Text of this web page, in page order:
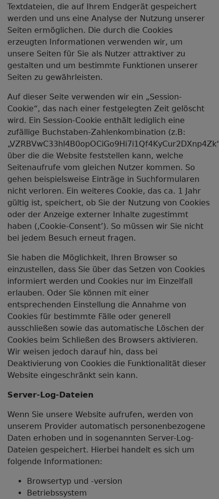
Textdateien, die auf Ihrem Endgerät gespeichert
werden und uns eine Analyse der Nutzung unserer
Seiten ermöglichen. Die durch die Cookies
erzeugten Informationen verwenden wir, um
unsere Seiten für Sie als Nutzer attraktiver zu
gestalten und um bestimmte Funktionen unserer
Seiten zu gewährleisten.
Auf dieser Seite verwenden wir ein „Session-
Cookie“, das nach einer festgelegten Zeit gelöscht
wird. Ein Session-Cookie enthält lediglich eine
zufällige Buchstaben-Zahlenkombination (z.B:
über die die Website feststellen kann, welche
Seitenaufrufe vom gleichen Nutzer kommen. So
gehen beispielsweise Einträge in Suchformularen
nicht verloren. Ein weiteres Cookie, das ca. 1 Jahr
gültig ist, speichert, ob Sie der Nutzung von Cookies
oder der Anzeige externer Inhalte zugestimmt
haben (‚Cookie-Consent’). So müssen wir Sie nicht
bei jedem Besuch erneut fragen.
Sie haben die Möglichkeit, Ihren Browser so
einzustellen, dass Sie über das Setzen von Cookies
informiert werden und Cookies nur im Einzelfall
erlauben. Oder Sie können mit einer
entsprechenden Einstellung die Annahme von
Cookies für bestimmte Fälle oder generell
ausschließen sowie das automatische Löschen der
Cookies beim Schließen des Browsers aktivieren.
Wir weisen jedoch darauf hin, dass bei
Deaktivierung von Cookies die Funktionalität dieser
Website eingeschränkt sein kann.
Server-Log-Dateien
Wenn Sie unsere Website aufrufen, werden von
unserem Provider automatisch personenbezogene
Daten erhoben und in sogenannten Server-Log-
Dateien gespeichert. Hierbei handelt es sich um
folgende Informationen:
Browsertyp und -version
Betriebssystem